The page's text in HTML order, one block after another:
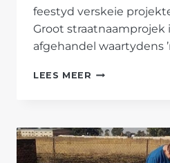
feestyd verskeie
Groot straatnaamprojek
afgehandel waartydens
LEES MEER AFRIFORUM
LAAT
NIE
GRAS